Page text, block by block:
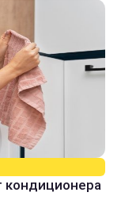
кондиционера